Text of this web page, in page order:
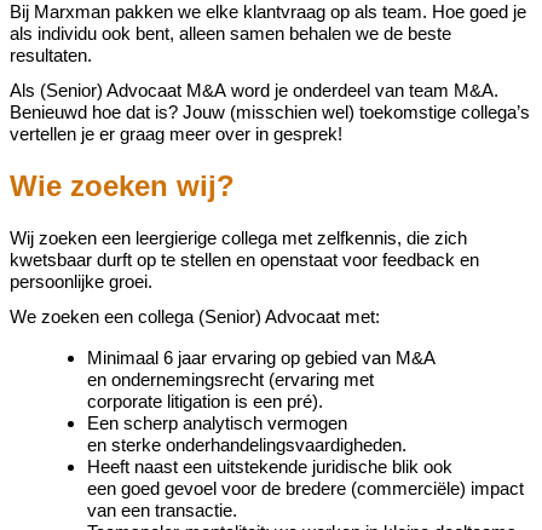
Bij Marxman pakken we elke klantvraag op als team. Hoe goed je
als individu ook bent, alleen samen behalen we de beste
resultaten.
Als (Senior) Advocaat M&A word je onderdeel van team M&A.
Benieuwd hoe dat is? Jouw (misschien wel) toekomstige collega’s
vertellen je er graag meer over in gesprek!
Wie zoeken wij?
Wij zoeken een leergierige collega met zelfkennis, die zich
kwetsbaar durft op te stellen en openstaat voor feedback en
persoonlijke groei.
We zoeken een collega (Senior) Advocaat met:
Minimaal 6 jaar ervaring op gebied van M&A
en ondernemingsrecht (ervaring met
corporate litigation is een pré).
Een scherp analytisch vermogen
en sterke onderhandelingsvaardigheden.
Heeft naast een uitstekende juridische blik ook
een goed gevoel voor de bredere (commerciële) impact
van een transactie.